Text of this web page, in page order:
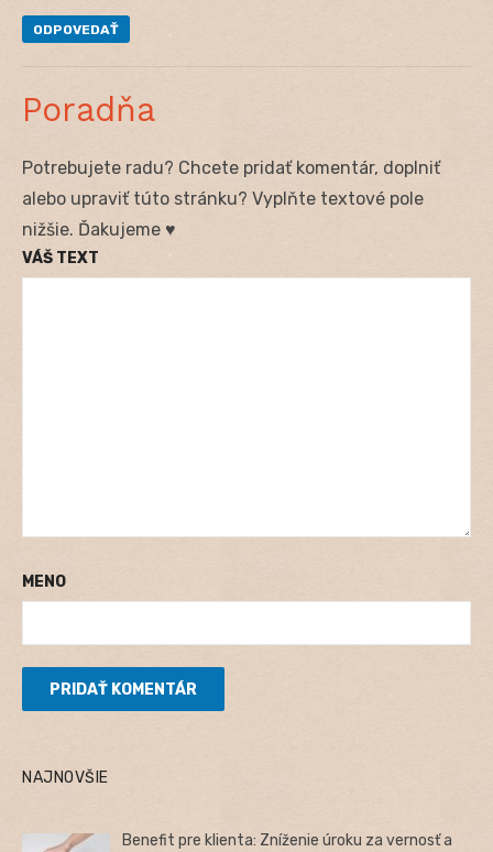
ODPOVEDAŤ
Poradňa
Potrebujete radu? Chcete pridať komentár, doplniť
alebo upraviť túto stránku? Vyplňte textové pole
nižšie. Ďakujeme ♥
VÁŠ TEXT
MENO
NAJNOVŠIE
Benefit pre klienta: Zníženie úroku za vernosť a